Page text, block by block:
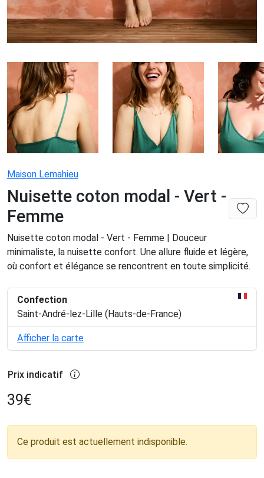
Maison Lemahieu
Nuisette coton modal - Vert -
Femme
Nuisette coton modal - Vert - Femme | Douceur
minimaliste, la nuisette confort. Une allure fluide et légère,
où confort et élégance se rencontrent en toute simplicité.
Confection
Saint-André-lez-Lille (Hauts-de-France)
Afficher la carte
Prix indicatif
39€
Ce produit est actuellement indisponible.